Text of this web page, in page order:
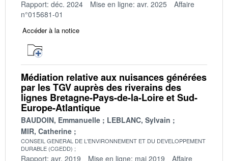
Rapport: déc. 2024 Mise en ligne: avr. 2025
Affaire
n°015681-01
Accéder à la notice
Médiation relative aux nuisances générées
par les TGV auprès des riverains des
lignes Bretagne-Pays-de-la-Loire et Sud-
Europe-Atlantique
BAUDOIN, Emmanuelle
LEBLANC, Sylvain
MIR, Catherine
CONSEIL GENERAL DE L'ENVIRONNEMENT ET DU DEVELOPPEMENT
DURABLE (CGEDD)
Rapport: avr. 2019 Mise en ligne: mai 2019
Affaire